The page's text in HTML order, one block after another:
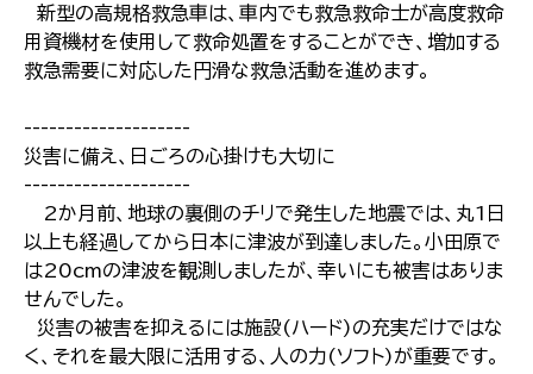
新型の高規格救急車は、車内でも救急救命士が高度救命
用資機材を使用して救命処置をすることができ、増加する
救急需要に対応した円滑な救急活動を進めます。
--------------------
災害に備え、日ごろの心掛けも大切に
--------------------
2か月前、地球の裏側のチリで発生した地震では、丸1日
以上も経過してから日本に津波が到達しました。小田原で
は20cmの津波を観測しましたが、幸いにも被害はありま
せんでした。
災害の被害を抑えるには施設(ハード)の充実だけではな
く、それを最大限に活用する、人の力(ソフト)が重要です。